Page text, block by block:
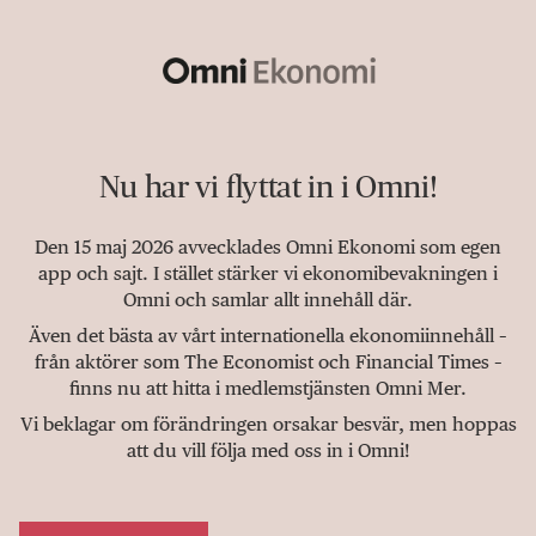
Nu har vi flyttat in i Omni!
Den 15 maj 2026 avvecklades Omni Ekonomi som egen
app och sajt. I stället stärker vi ekonomibevakningen i
Omni och samlar allt innehåll där.
Även det bästa av vårt internationella ekonomiinnehåll –
från aktörer som The Economist och Financial Times –
finns nu att hitta i medlemstjänsten Omni Mer.
Vi beklagar om förändringen orsakar besvär, men hoppas
att du vill följa med oss in i Omni!